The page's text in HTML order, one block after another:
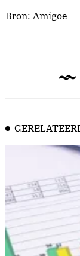
Bron: Amigoe